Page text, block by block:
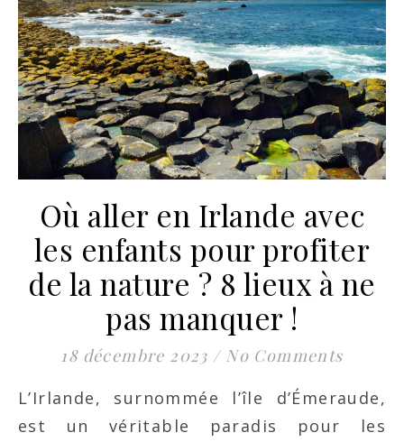
Où aller en Irlande avec
les enfants pour profiter
de la nature ? 8 lieux à ne
pas manquer !
18 décembre 2023 / No Comments
L’Irlande, surnommée l’île d’Émeraude,
est un véritable paradis pour les